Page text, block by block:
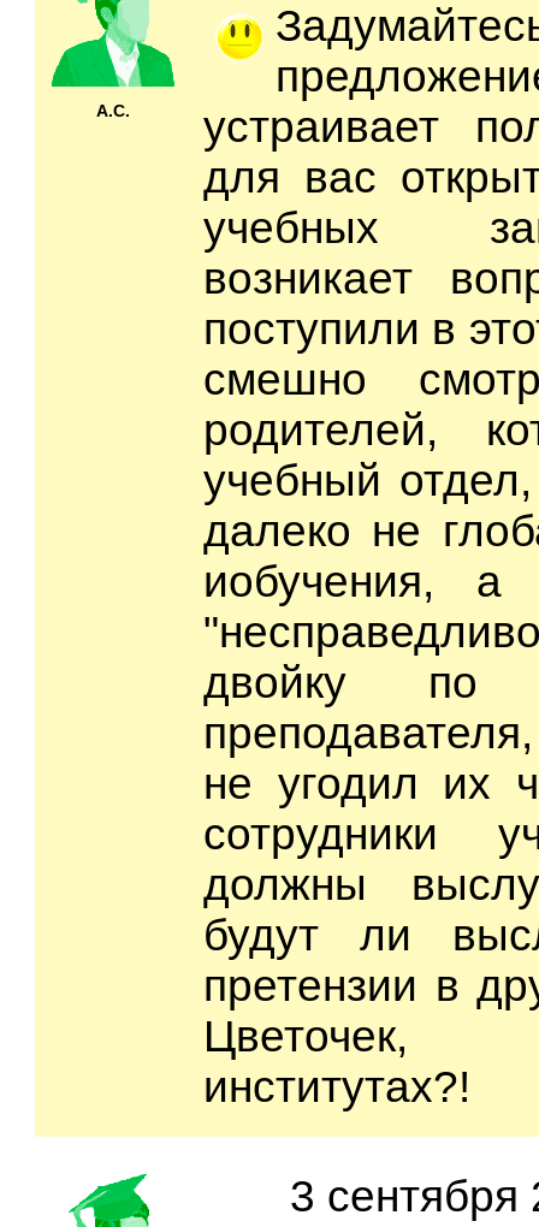
А.С.
устраивает
для вас
учебных
возникает
поступили в
смешно
родителей,
учебный
далеко не
иобучения, а
двойку по
не угодил их
сотрудники
должны
будут ли
претензии в
Цветочек,
институтах?!
3 сентября